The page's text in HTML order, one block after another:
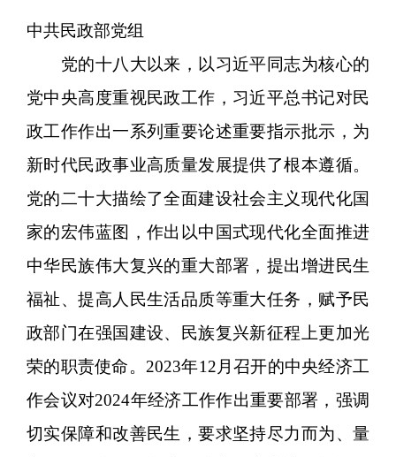
中共民政部党组
党的十八大以来，以习近平同志为核心的
党中央高度重视民政工作，习近平总书记对民
政工作作出一系列重要论述重要指示批示，为
新时代民政事业高质量发展提供了根本遵循。
党的二十大描绘了全面建设社会主义现代化国
家的宏伟蓝图，作出以中国式现代化全面推进
中华民族伟大复兴的重大部署，提出增进民生
福祉、提高人民生活品质等重大任务，赋予民
政部门在强国建设、民族复兴新征程上更加光
荣的职责使命。2023年12月召开的中央经济工
作会议对2024年经济工作作出重要部署，强调
切实保障和改善民生，要求坚持尽力而为、量